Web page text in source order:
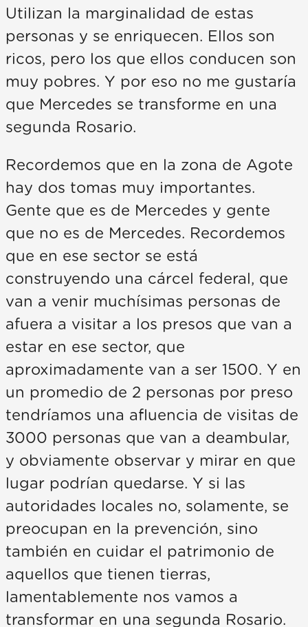
Utilizan la marginalidad de estas
personas y se enriquecen. Ellos son
ricos, pero los que ellos conducen son
muy pobres. Y por eso no me gustaría
que Mercedes se transforme en una
segunda Rosario.
Recordemos que en la zona de Agote
hay dos tomas muy importantes.
Gente que es de Mercedes y gente
que no es de Mercedes. Recordemos
que en ese sector se está
construyendo una cárcel federal, que
van a venir muchísimas personas de
afuera a visitar a los presos que van a
estar en ese sector, que
aproximadamente van a ser 1500. Y en
un promedio de 2 personas por preso
tendríamos una afluencia de visitas de
3000 personas que van a deambular,
y obviamente observar y mirar en que
lugar podrían quedarse. Y si las
autoridades locales no, solamente, se
preocupan en la prevención, sino
también en cuidar el patrimonio de
aquellos que tienen tierras,
lamentablemente nos vamos a
transformar en una segunda Rosario.